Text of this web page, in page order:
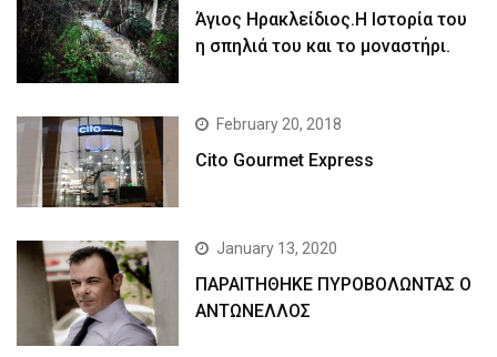
Άγιος Ηρακλείδιος.Η Ιστορία του
η σπηλιά του και το μοναστήρι.
February 20, 2018
Cito Gourmet Express
January 13, 2020
ΠΑΡΑΙΤΗΘΗΚΕ ΠΥΡΟΒΟΛΩΝΤΑΣ Ο
ΑΝΤΩΝΕΛΛΟΣ